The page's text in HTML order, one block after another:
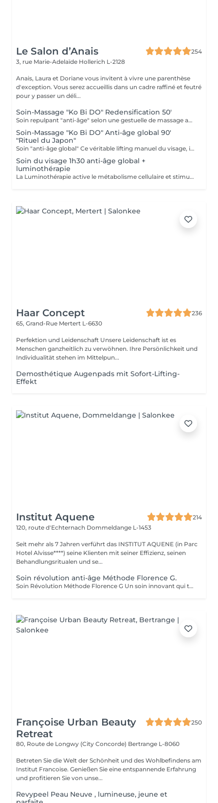
Le Salon d’Anais
254
3, rue Marie-Adelaïde Hollerich L-2128
Anais, Laura et Doriane vous invitent à vivre une parenthèse
d'exception. Vous serez accueillis dans un cadre raffiné et feutré
pour y passer un déli...
Soin-Massage "Ko Bi DO" Redensification 50'
Soin repulpant "anti-âge" selon une gestuelle de massage active : le Ko-Bi-Do. Véritable lifting naturel du visage inspiré d'un rituel japonais associé à notre principe de Dermaponcture pour lisser efficacement les traits et tonifier le cou. Durant ce soin, nous utiliserons les produits spécifiques aux besoin de votre peau.
Soin-Massage "Ko Bi DO" Anti-âge global 90'
"Rituel du Japon"
Soin "anti-âge global" Ce véritable lifting manuel du visage, inspiré du massage japonais "Ko Bi Do"est associé à complexe anti-âge unique. vous retrouvez une peau tonifiée lissée et repulpée. et associés d'un masque aux vertus régénérantes, agit en profondeur sur les rides, la fermeté, les taches pigmentaires et l'éclat, et insiste sur le contour des yeux, la bouche, le décolleté. Vous retrouvé
Soin du visage 1h30 anti-âge global +
luminothérapie
La Luminothérapie active le métabolisme cellulaire et stimule la production de collagène et d'élastine. Au l des séances, la peau retrouve élasticité et éclat, les cicatrices s'atténuent, l'acné guérit. Le résultat est visible très rapidement. Les résultats attendus peuvent varier en fonction de chaque individu. Des études montrent en effet que la peau semble plus jeune et les rides plus atténuées dès la première utilisation de cette technologie. La lumière LED bleue est particulièrement efficace pour prévenir les éruptions cutanées puisqu'elle détruit les bactéries responsables de l'acné directement dans le derme. C'est scientifiquement prouvé !
Haar Concept
236
65, Grand-Rue Mertert L-6630
Perfektion und Leidenschaft Unsere Leidenschaft ist es
Menschen ganzheitlich zu verwöhnen. Ihre Persönlichkeit und
Individualität stehen im Mittelpun...
Demosthétique Augenpads mit Sofort-Lifting-
Effekt
Institut Aquene
214
120, route d'Echternach Dommeldange L-1453
Seit mehr als 7 Jahren verführt das INSTITUT AQUENE (in Parc
Hotel Alvisse****) seine Klienten mit seiner Effizienz, seinen
Behandlungsritualen und se...
Soin révolution anti-âge Méthode Florence G.
Soin Révolution Méthode Florence G Un soin innovant qui transforme visiblement la qualité de la peau. Le Soin Révolution de la méthode Florence G est un protocole hautement technologique et manuel et 100 % naturel combinant des techniques exclusives de stimulation tissulaire, d'oxygénation cutanée et de remodelage facial. Ce soin nouvelle génération agit en profondeur pour relancer les fonctions naturelles de la peau, améliorer son aspect global et lui redonner toute sa vitalité sans l'abimer, sans douleur et sans éviction sociale. Les bénéfices du soin: - Lisse immédiatement les rides et ridules - Raffermit et redessine les contours du visage - Booste l'éclat et l'oxygénation - Réduit visiblement les signes de fatigue - Améliore la texture de la peau Les effets du soin vont s'accentuer encore pendant 3 à 4 semaines. C'est également un soin fantastique pour travailler les cicatrices (du corps également), les peaux atopiques, vergetures blanches ou violacées. AUCUNE ÉPILATION VISAGE NE POURRA ÊTRE FAITE PENDANT LE SOIN.
Françoise Urban Beauty
Retreat
250
80, Route de Longwy (City Concorde) Bertrange L-8060
Betreten Sie die Welt der Schönheit und des Wohlbefindens am
Institut Francoise. Genießen Sie eine entspannende Erfahrung
und profitieren Sie von unse...
Revypeel Peau Neuve , lumineuse, jeune et